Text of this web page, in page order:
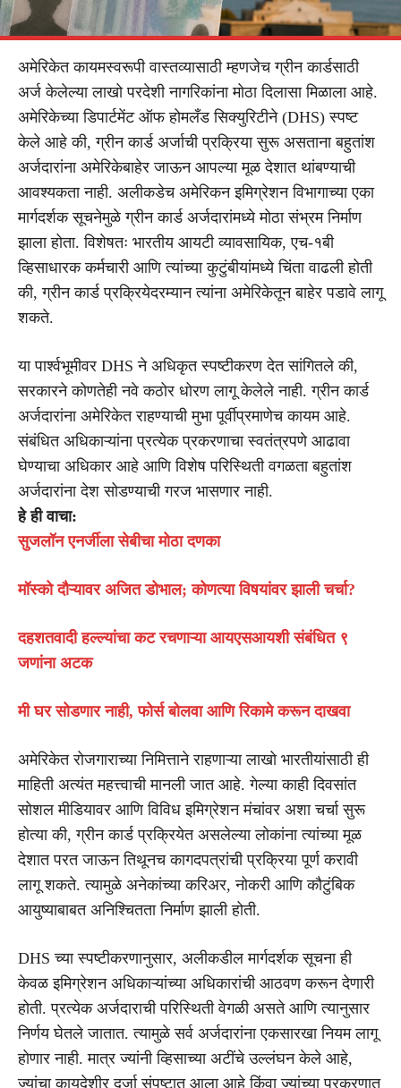
अमेरिकेत कायमस्वरूपी वास्तव्यासाठी म्हणजेच ग्रीन कार्डसाठी
अर्ज केलेल्या लाखो परदेशी नागरिकांना मोठा दिलासा मिळाला आहे.
अमेरिकेच्या डिपार्टमेंट ऑफ होमलँड सिक्युरिटीने (DHS) स्पष्ट
केले आहे की, ग्रीन कार्ड अर्जाची प्रक्रिया सुरू असताना बहुतांश
अर्जदारांना अमेरिकेबाहेर जाऊन आपल्या मूळ देशात थांबण्याची
आवश्यकता नाही. अलीकडेच अमेरिकन इमिग्रेशन विभागाच्या एका
मार्गदर्शक सूचनेमुळे ग्रीन कार्ड अर्जदारांमध्ये मोठा संभ्रम निर्माण
झाला होता. विशेषतः भारतीय आयटी व्यावसायिक, एच-१बी
व्हिसाधारक कर्मचारी आणि त्यांच्या कुटुंबीयांमध्ये चिंता वाढली होती
की, ग्रीन कार्ड प्रक्रियेदरम्यान त्यांना अमेरिकेतून बाहेर पडावे लागू
शकते.
या पार्श्वभूमीवर DHS ने अधिकृत स्पष्टीकरण देत सांगितले की,
सरकारने कोणतेही नवे कठोर धोरण लागू केलेले नाही. ग्रीन कार्ड
अर्जदारांना अमेरिकेत राहण्याची मुभा पूर्वीप्रमाणेच कायम आहे.
संबंधित अधिकाऱ्यांना प्रत्येक प्रकरणाचा स्वतंत्रपणे आढावा
घेण्याचा अधिकार आहे आणि विशेष परिस्थिती वगळता बहुतांश
अर्जदारांना देश सोडण्याची गरज भासणार नाही.
हे ही वाचा:
सुजलॉन एनर्जीला सेबीचा मोठा दणका
मॉस्को दौऱ्यावर अजित डोभाल; कोणत्या विषयांवर झाली चर्चा?
दहशतवादी हल्ल्यांचा कट रचणाऱ्या आयएसआयशी संबंधित ९
जणांना अटक
मी घर सोडणार नाही, फोर्स बोलवा आणि रिकामे करून दाखवा
अमेरिकेत रोजगाराच्या निमित्ताने राहणाऱ्या लाखो भारतीयांसाठी ही
माहिती अत्यंत महत्त्वाची मानली जात आहे. गेल्या काही दिवसांत
सोशल मीडियावर आणि विविध इमिग्रेशन मंचांवर अशा चर्चा सुरू
होत्या की, ग्रीन कार्ड प्रक्रियेत असलेल्या लोकांना त्यांच्या मूळ
देशात परत जाऊन तिथूनच कागदपत्रांची प्रक्रिया पूर्ण करावी
लागू शकते. त्यामुळे अनेकांच्या करिअर, नोकरी आणि कौटुंबिक
आयुष्याबाबत अनिश्चितता निर्माण झाली होती.
DHS च्या स्पष्टीकरणानुसार, अलीकडील मार्गदर्शक सूचना ही
केवळ इमिग्रेशन अधिकाऱ्यांच्या अधिकारांची आठवण करून देणारी
होती. प्रत्येक अर्जदाराची परिस्थिती वेगळी असते आणि त्यानुसार
निर्णय घेतले जातात. त्यामुळे सर्व अर्जदारांना एकसारखा नियम लागू
होणार नाही. मात्र ज्यांनी व्हिसाच्या अटींचे उल्लंघन केले आहे,
ज्यांचा कायदेशीर दर्जा संपुष्टात आला आहे किंवा ज्यांच्या प्रकरणात